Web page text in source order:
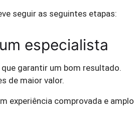
seguir as seguintes etapas:
especialista
garantir um bom resultado.
de maior valor.
experiência comprovada e amplo